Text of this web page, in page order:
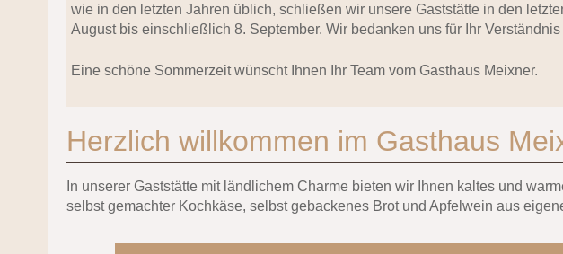
wie in den letzten Jahren üblich, schließen wir unsere Gaststätte in den
August bis einschließlich 8. September. Wir bedanken uns für Ihr
Eine schöne Sommerzeit wünscht Ihnen Ihr Team vom Gasthaus Meixner.
Herzlich willkommen im Gasthaus
In unserer Gaststätte mit ländlichem Charme bieten wir Ihnen kaltes und
selbst gemachter Kochkäse, selbst gebackenes Brot und Apfelwein aus